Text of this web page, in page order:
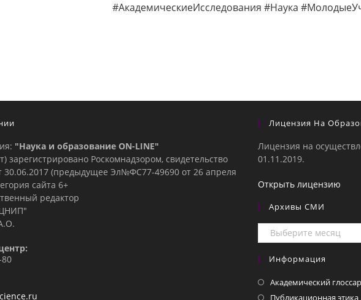
#АкадемическиеИсследования #Наука
"Наука и образование ON-LINE"
зарегистрировано Роскомнадзором, свидетельство
(предыдущее Эл№ФC77-49690 от 26 апреля
сайта 6+
редактор
80
Лицензия На
Лицензия на
01.11.2019.
Открыть лицензию
Архивы СМИ
Архивы
СМИ
Информация
Академический
Публикационная этика